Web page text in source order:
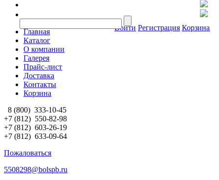
Войти Регистрация Корзина
Главная
Каталог
О компании
Галерея
Прайс-лист
Доставка
Контакты
Корзина
8 (800) 333-10-45
+7 (812) 550-82-98
+7 (812) 603-26-19
+7 (812) 633-09-64
Пожаловаться
5508298@bolspb.ru